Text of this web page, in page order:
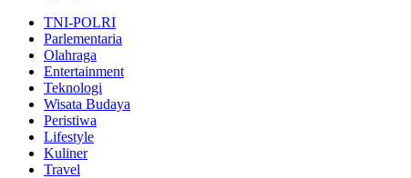
TNI-POLRI
Parlementaria
Olahraga
Entertainment
Teknologi
Wisata Budaya
Peristiwa
Lifestyle
Kuliner
Travel